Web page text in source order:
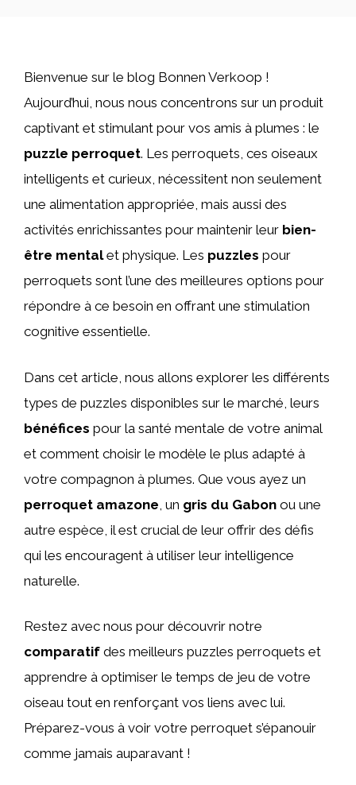
Bienvenue sur le blog Bonnen Verkoop !
Aujourd’hui, nous nous concentrons sur un produit
captivant et stimulant pour vos amis à plumes : le
puzzle perroquet. Les perroquets, ces oiseaux
intelligents et curieux, nécessitent non seulement
une alimentation appropriée, mais aussi des
activités enrichissantes pour maintenir leur bien-
être mentalet physique. Les puzzles pour
perroquets sont l’une des meilleures options pour
répondre à ce besoin en offrant une stimulation
cognitive essentielle.
Dans cet article, nous allons explorer les différents
types de puzzles disponibles sur le marché, leurs
bénéfices pour la santé mentale de votre animal
et comment choisir le modèle le plus adapté à
votre compagnon à plumes. Que vous ayez un
perroquet amazone , un gris du Gabon ou une
autre espèce, il est crucial de leur offrir des défis
qui les encouragent à utiliser leur intelligence
naturelle.
Restez avec nous pour découvrir notre
comparatif des meilleurs puzzles perroquets et
apprendre à optimiser le temps de jeu de votre
oiseau tout en renforçant vos liens avec lui.
Préparez-vous à voir votre perroquet s’épanouir
comme jamais auparavant !